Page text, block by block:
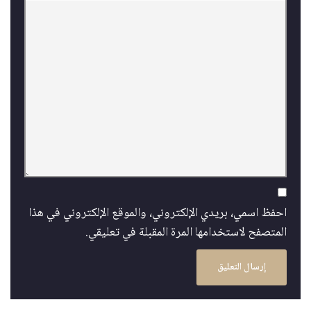
احفظ اسمي، بريدي الإلكتروني، والموقع الإلكتروني في هذا
المتصفح لاستخدامها المرة المقبلة في تعليقي.